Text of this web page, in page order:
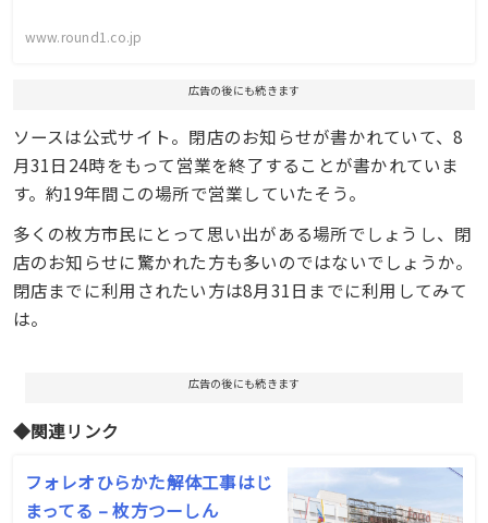
www.round1.co.jp
広告の後にも続きます
ソースは公式サイト。閉店のお知らせが書かれていて、8
月31日24時をもって営業を終了することが書かれていま
す。約19年間この場所で営業していたそう。
多くの枚方市民にとって思い出がある場所でしょうし、閉
店のお知らせに驚かれた方も多いのではないでしょうか。
閉店までに利用されたい方は8月31日までに利用してみて
は。
広告の後にも続きます
◆関連リンク
フォレオひらかた解体工事はじ
まってる – 枚方つーしん